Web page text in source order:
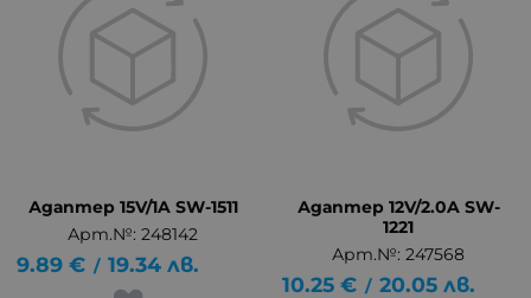
Адаптер 15V/1A SW-1511
Арт.№: 248142
9.89 € / 19.34 лв.
Адаптер 12V/2.0A SW-
1221
Арт.№: 247568
10.25 € / 20.05 лв.